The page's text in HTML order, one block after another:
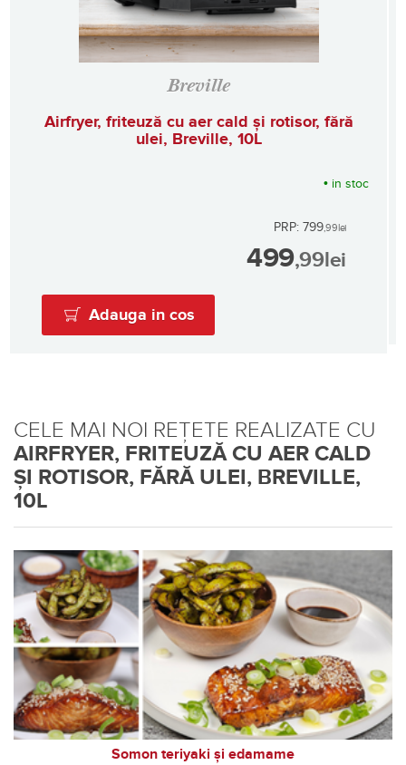
Breville
Airfryer, friteuză cu aer cald și rotisor, fără
ulei, Breville, 10L
• in stoc
PRP: 799,99lei
499,99lei
Adauga in cos
CELE MAI NOI REȚETE REALIZATE CU
AIRFRYER, FRITEUZĂ CU AER CALD
ȘI ROTISOR, FĂRĂ ULEI, BREVILLE,
10L
Somon teriyaki și edamame